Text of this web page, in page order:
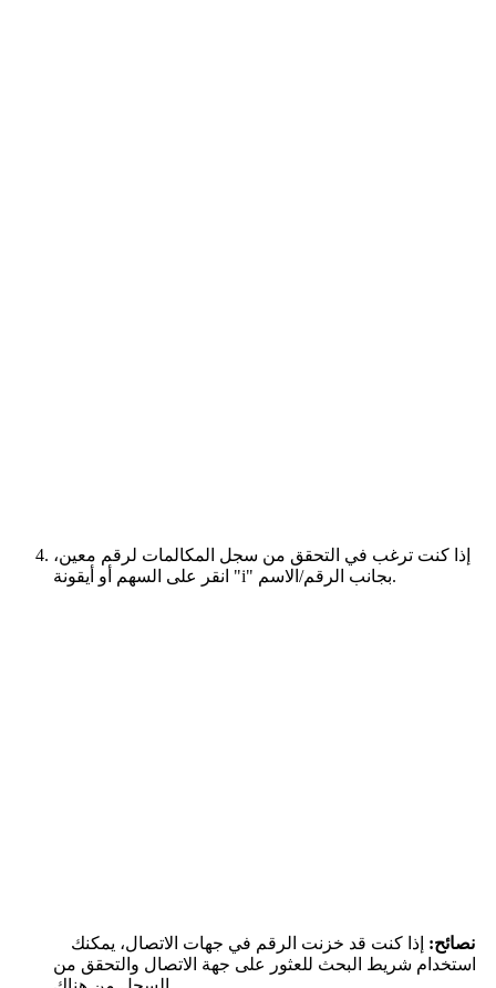
إذا كنت ترغب في التحقق من سجل المكالمات لرقم معين،
انقر على السهم أو أيقونة "i" بجانب الرقم/الاسم.
نصائح: إذا كنت قد خزنت الرقم في جهات الاتصال، يمكنك
استخدام شريط البحث للعثور على جهة الاتصال والتحقق من